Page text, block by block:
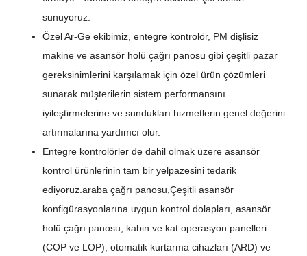
sunuyoruz.
Özel Ar-Ge ekibimiz, entegre kontrolör, PM dişlisiz
makine ve asansör holü çağrı panosu gibi çeşitli pazar
gereksinimlerini karşılamak için özel ürün çözümleri
sunarak müşterilerin sistem performansını
iyileştirmelerine ve sundukları hizmetlerin genel değerini
artırmalarına yardımcı olur.
Entegre kontrolörler de dahil olmak üzere asansör
kontrol ürünlerinin tam bir yelpazesini tedarik
ediyoruz.araba çağrı panosu,Çeşitli asansör
konfigürasyonlarına uygun kontrol dolapları, asansör
holü çağrı panosu, kabin ve kat operasyon panelleri
(COP ve LOP), otomatik kurtarma cihazları (ARD) ve